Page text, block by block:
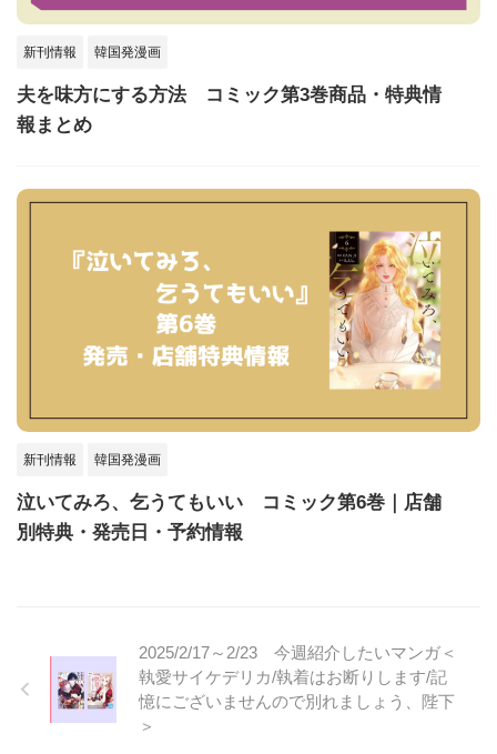
新刊情報 韓国発漫画
夫を味方にする方法 コミック第3巻商品・特典情
報まとめ
新刊情報 韓国発漫画
泣いてみろ、乞うてもいい コミック第6巻｜店舗
別特典・発売日・予約情報
2025/2/17～2/23 今週紹介したいマンガ＜
執愛サイケデリカ/執着はお断りします/記
憶にございませんので別れましょう、陛下
＞